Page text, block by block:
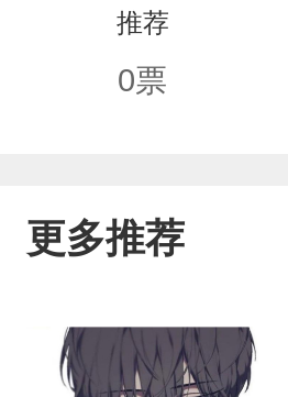
推荐
0票
更多推荐